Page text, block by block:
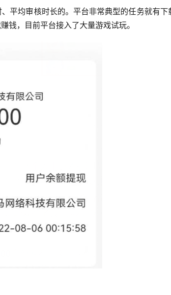
平均审核时长的。平台非常典型的任务就有下
钱，目前平台接入了大量游戏试玩。